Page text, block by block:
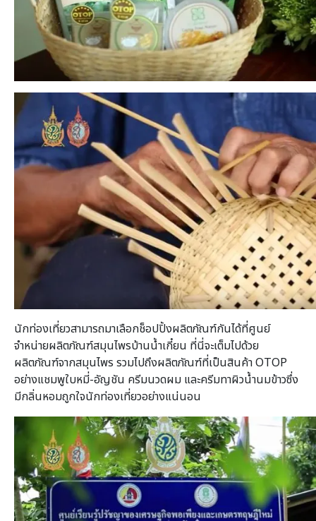
นักท่องเที่ยวสามารถมาเลือกช็อปปิ้งผลิตภัณฑ์กันได้ที่ศูนย์
จำหน่ายผลิตภัณฑ์สมุนไพรบ้านน้ำเกี๋ยน ที่นี่จะเต็มไปด้วย
ผลิตภัณฑ์จากสมุนไพร รวมไปถึงผลิตภัณฑ์ที่เป็นสินค้า OTOP
อย่างแชมพูใบหมี่-อัญชัน ครีมนวดผม และครีมทาผิวน้ำนมข้าวซึ่ง
มีกลิ่นหอมถูกใจนักท่องเที่ยวอย่างแน่นอน